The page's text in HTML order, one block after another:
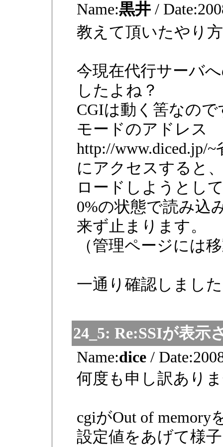
Name:黒井/ Date:
教えて頂いたやり
今現在代行サーバ
したよね？
CGIは動く筈なの
モードのアドレス
http://www.diced.jp/~
にアクセスすると
ロードしようとし
0%の状態で読み込
来ず止まります。
（管理ページには
一通り確認しまし
24_5: Re:SSIが表示
Name:dice/ Date:
何度も申し訳あり
cgiがOut of
設定値をあげて様